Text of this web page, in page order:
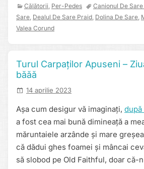
Călătorii Per-Pedes Canionul De
Sare Dealul De Sare Praid Dolina De Sare
Valea Corund
Turul Carpaților Apuseni –
băăă
14 aprilie 2023
Așa cum desigur vă imaginați, după
a fost cea mai bună dimineață a
măruntaiele arzânde și mare
că dădui ghes foamei și mâncai
să slobod pe Old Faithful, doar că-